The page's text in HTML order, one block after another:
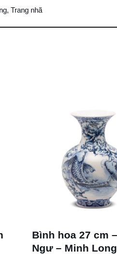
Trang nhã
Bình hoa 27 cm
Ngư – Minh Long